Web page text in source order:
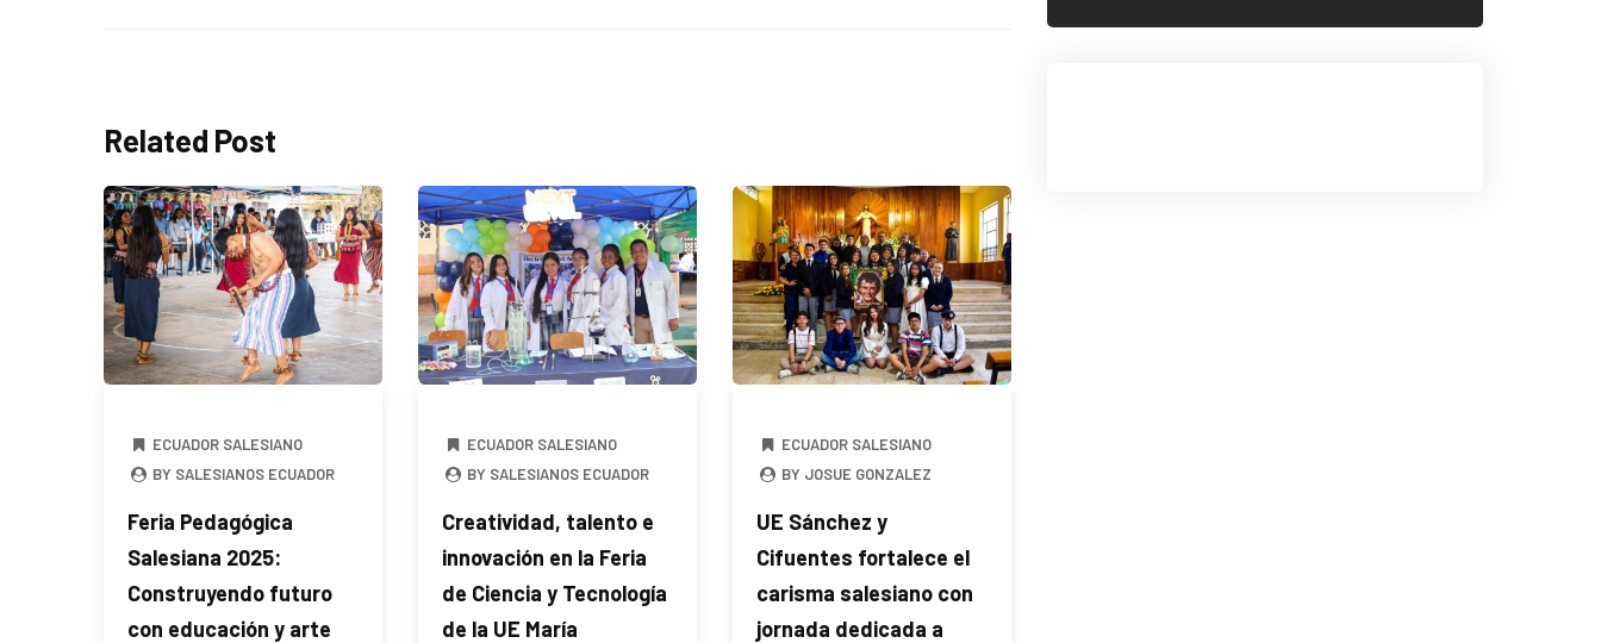
Related Post
ECUADOR SALESIANO
BY SALESIANOS ECUADOR
Feria Pedagógica
Salesiana 2025:
Construyendo futuro
con educación y arte
ECUADOR SALESIANO
BY SALESIANOS ECUADOR
Creatividad, talento e
innovación en la Feria
de Ciencia y Tecnología
de la UE María
ECUADOR SALESIANO
BY JOSUE GONZALEZ
UE Sánchez y
Cifuentes fortalece el
carisma salesiano con
jornada dedicada a